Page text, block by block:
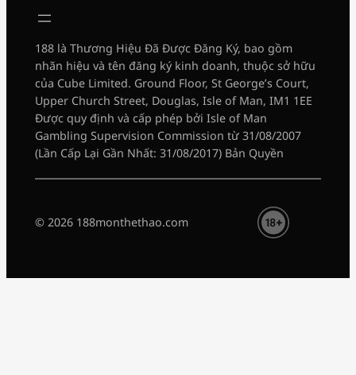
188 là Thương Hiệu Đã Được Đăng Ký, bao gồm
nhãn hiệu và tên đăng ký kinh doanh, thuộc sở hữu
của Cube Limited. Ground Floor, St George’s Court,
Upper Church Street, Douglas, Isle of Man, IM1 1EE
Được quy định và cấp phép bởi Isle of Man
Gambling Supervision Commission từ 31/08/2007
(Lần Cấp Lại Gần Nhất: 31/08/2017) Bản Quyền
© 2026 188monthethao.com